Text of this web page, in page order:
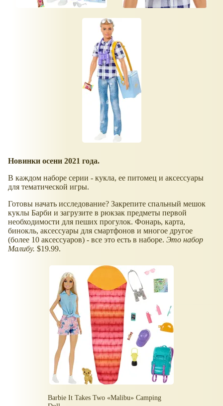
Новинки осени 2021 года.
В каждом наборе серии - кукла, ее питомец и аксессуары
для тематической игры.
Готовы начать исследование? Закрепите спальный мешок
куклы Барби и загрузите в рюкзак предметы первой
необходимости для пеших прогулок. Фонарь, карта,
бинокль, аксессуары для смартфонов и многое другое
(более 10 аксессуаров) - все это есть в наборе. Это набор
Малибу. $19.99.
Barbie It Takes Two Malibu
Camping